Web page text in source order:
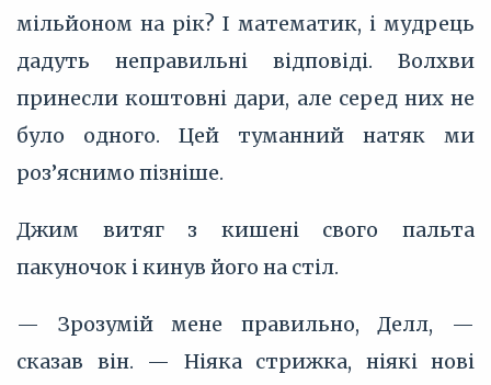
мільйоном на рік? І математик, і мудрець
дадуть неправильні відповіді. Волхви
принесли коштовні дари, але серед них не
було одного. Цей туманний натяк ми
роз’‎яснимо пізніше.
Джим витяг з кишені свого пальта
пакуночок і кинув його на стіл.
— Зрозумій мене правильно, Делл, —
сказав він. — Ніяка стрижка, ніякі нові